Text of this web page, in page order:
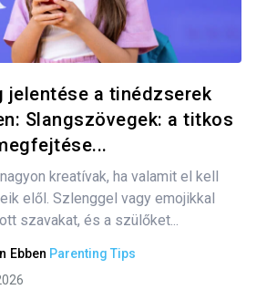
jelentése a tinédzserek
Slangszövegek: a titkos
kreatívak, ha valamit el kell
elől. Szlenggel vagy emojikkal
szavakat, és a szülőket...
Ebben Parenting Tips